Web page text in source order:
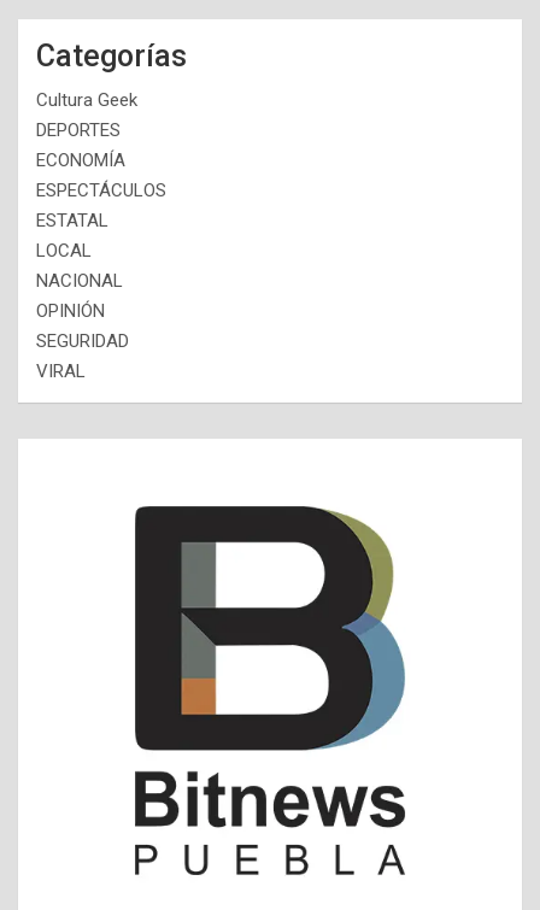
Categorías
Cultura Geek
DEPORTES
ECONOMÍA
ESPECTÁCULOS
ESTATAL
LOCAL
NACIONAL
OPINIÓN
SEGURIDAD
VIRAL